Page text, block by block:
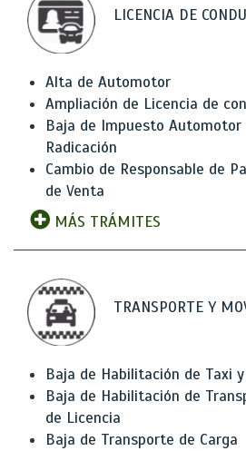
LICENCIA DE
Alta de Automotor
Ampliación de Licencia de
Baja de Impuesto Automotor
Radicación
Cambio de Responsable de
de Venta
MÁS TRÁMITES
TRANSPORTE Y
Baja de Habilitación de Taxi
Baja de Habilitación de
de Licencia
Baja de Transporte de Carga